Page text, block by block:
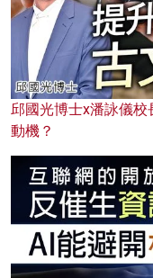
邱國光博士x潘詠儀
動機？